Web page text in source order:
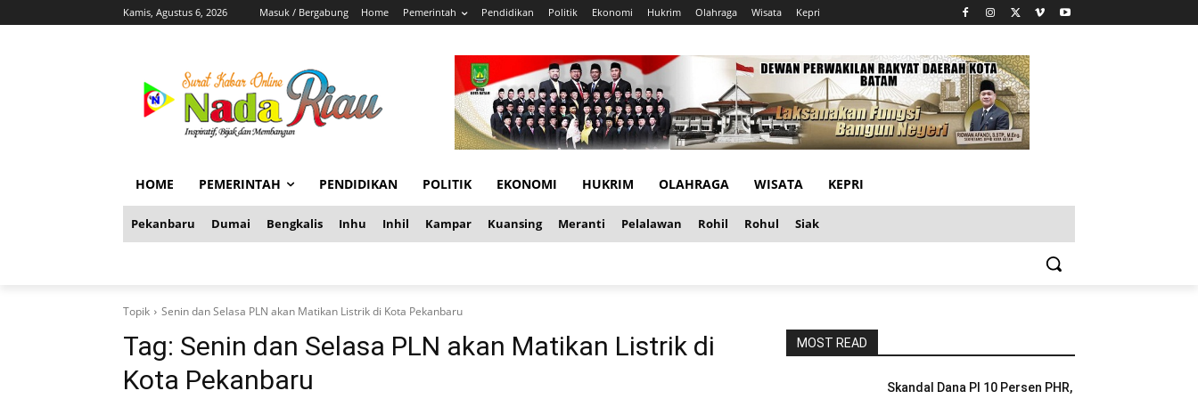
Kamis, Agustus 6, 2026 Masuk / Bergabung Home Pemerintah Pendidikan Politik Ekonomi Hukrim Olahraga Wisata Kepri
HOME PEMERINTAH PENDIDIKAN POLITIK EKONOMI HUKRIM OLAHRAGA WISATA KEPRI
Pekanbaru Dumai Bengkalis Inhu Inhil Kampar Kuansing Meranti Pelalawan Rohil Rohul Siak
Topik Senin dan Selasa PLN akan Matikan Listrik di Kota Pekanbaru
Tag: Senin dan Selasa PLN akan Matikan Listrik di
Kota Pekanbaru
MOST READ
Skandal Dana PI 10 Persen PHR,